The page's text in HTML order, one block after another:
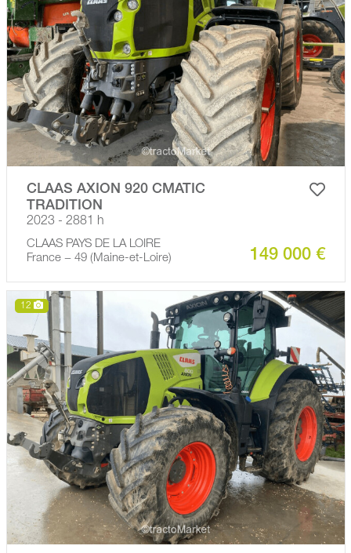
CLAAS AXION 920 CMATIC
TRADITION
2023 - 2881 h
CLAAS PAYS DE LA LOIRE
France − 49 (Maine-et-Loire)
149 000 €
12